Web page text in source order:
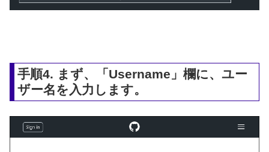
手順4. まず、「Username」欄に、ユー
ザー名を入力します。